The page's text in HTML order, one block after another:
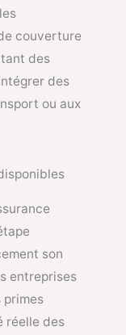
couverture
des
des
ou aux
son
entreprises
primes
réelle des